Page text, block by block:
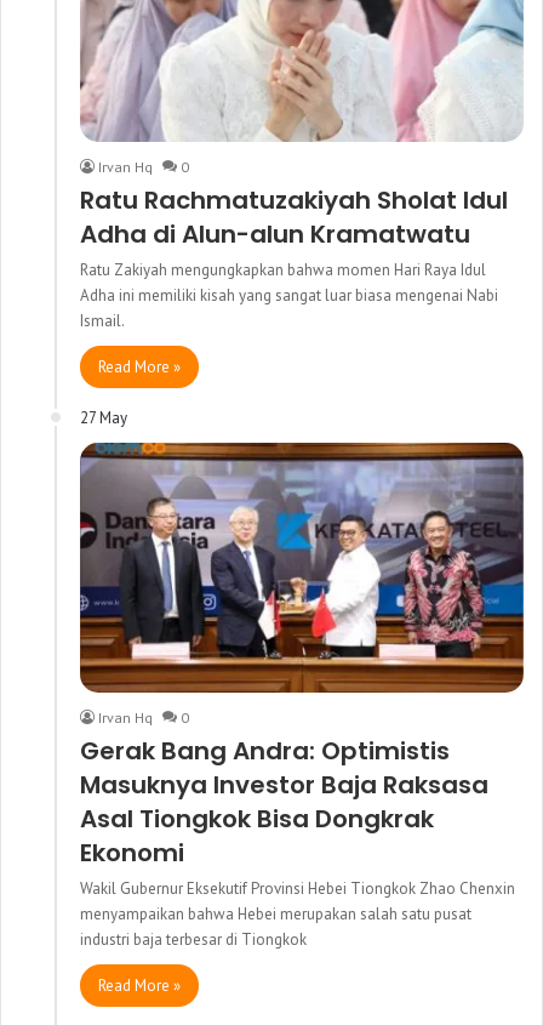
Irvan Hq 0
Ratu Rachmatuzakiyah Sholat Idul
Adha di Alun-alun Kramatwatu
Ratu Zakiyah mengungkapkan bahwa momen Hari Raya Idul
Adha ini memiliki kisah yang sangat luar biasa mengenai Nabi
Ismail.
Read More »
27 May
Irvan Hq 0
Gerak Bang Andra: Optimistis
Masuknya Investor Baja Raksasa
Asal Tiongkok Bisa Dongkrak
Ekonomi
Wakil Gubernur Eksekutif Provinsi Hebei Tiongkok Zhao Chenxin
menyampaikan bahwa Hebei merupakan salah satu pusat
industri baja terbesar di Tiongkok
Read More »